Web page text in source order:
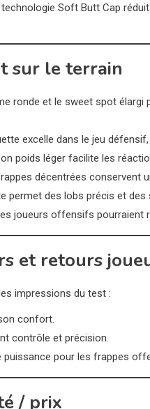
Soft Butt Cap
sur le terrain
ronde et le sweet spot
excelle dans le jeu
poids léger facilite les
décentrées conservent
permet des lobs précis et des
joueurs offensifs pourraient
et retours
impressions du test :
confort.
contrôle et précision.
pour les frappes
/ prix